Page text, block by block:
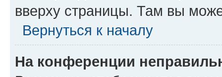
вверху страницы. Там вы
Вернуться к началу
На конференции